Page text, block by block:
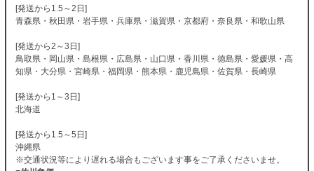
[発送から1.5～2日]
青森県・秋田県・岩手県・兵庫県・滋賀県・京都府・奈良県・和歌山県
[発送から2～3日]
鳥取県・岡山県・島根県・広島県・山口県・香川県・徳島県・愛媛県・高
知県・大分県・宮崎県・福岡県・熊本県・鹿児島県・佐賀県・長崎県
[発送から1～3日]
北海道
[発送から1.5～5日]
沖縄県
※交通状況等により遅れる場合もございます事をご了承くださいませ。